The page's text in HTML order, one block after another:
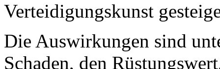
Verteidigungskunst
Die Auswirkungen sind
Schaden, den